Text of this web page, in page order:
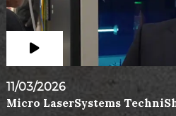
11/03/2026
Micro LaserSystems